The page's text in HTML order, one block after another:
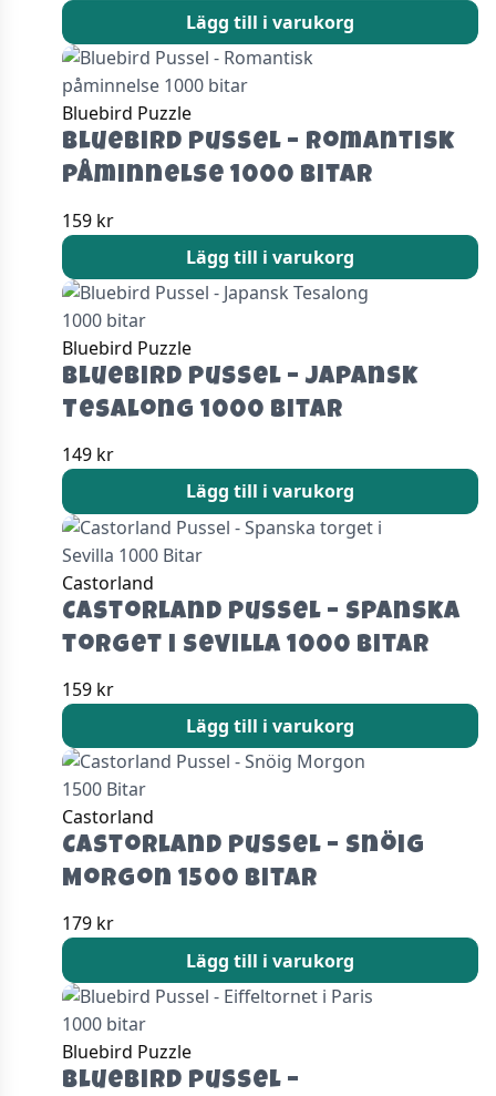
Lägg till i varukorg
Bluebird Puzzle
Bluebird Pussel – Romantisk
påminnelse 1000 bitar
159 kr
Lägg till i varukorg
Bluebird Puzzle
Bluebird Pussel – Japansk
Tesalong 1000 bitar
149 kr
Lägg till i varukorg
Castorland
Castorland Pussel – Spanska
torget i Sevilla 1000 Bitar
159 kr
Lägg till i varukorg
Castorland
Castorland Pussel – Snöig
Morgon 1500 Bitar
179 kr
Lägg till i varukorg
Bluebird Puzzle
Bluebird Pussel –